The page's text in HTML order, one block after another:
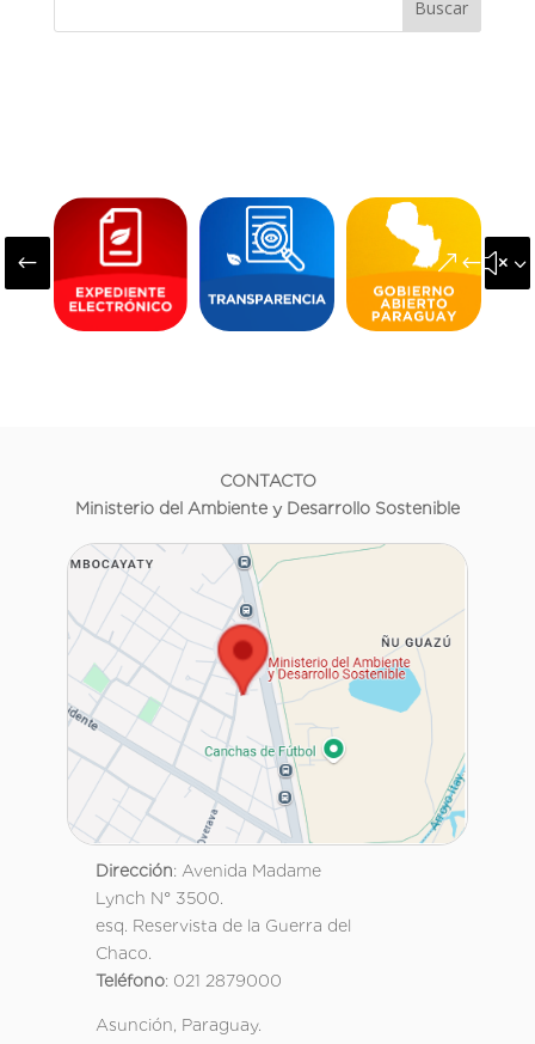
Buscar
#
CONTACTO
Ministerio del Ambiente y Desarrollo Sostenible
Dirección: Avenida Madame
Lynch N° 3500.
esq. Reservista de la Guerra del
Chaco.
Teléfono: 021 2879000
Asunción, Paraguay.